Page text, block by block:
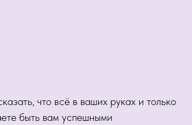
что всё в ваших руках и только
быть вам успешными